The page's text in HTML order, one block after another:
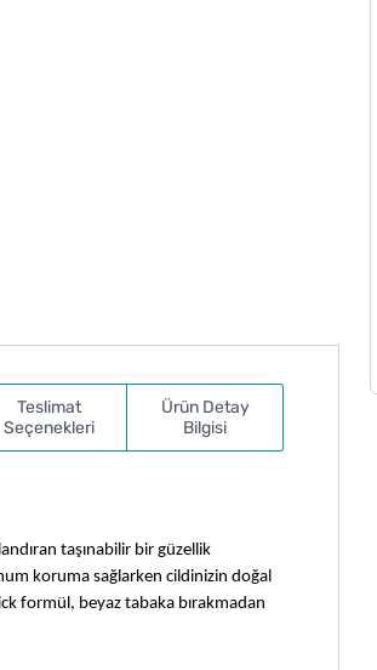
Teslimat
Seçenekleri
Ürün Detay
Bilgisi
taşınabilir bir güzellik
koruma sağlarken cildinizin doğal
formül, beyaz tabaka bırakmadan